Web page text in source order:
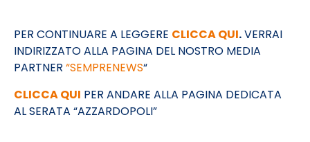
PER CONTINUARE A LEGGERE CLICCA QUI.VERRAI
INDIRIZZATO ALLA PAGINA DEL NOSTRO MEDIA
PARTNER “SEMPRENEWS“
CLICCA QUI PER ANDARE ALLA PAGINA DEDICATA
AL SERATA “AZZARDOPOLI”